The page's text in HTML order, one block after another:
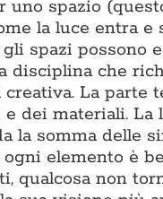
spazio
la luce entra
spazi possono
disciplina che
La parte
dei materiali. La
la somma delle
elemento è
qualcosa non